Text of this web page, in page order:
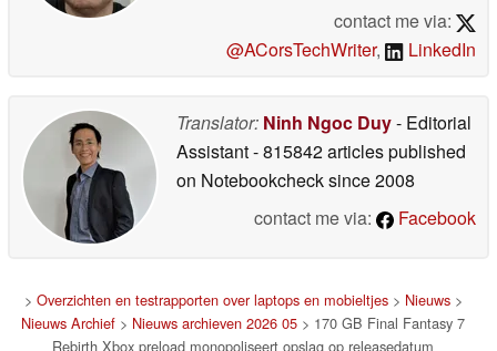
contact me via:
@ACorsTechWriter, LinkedIn
Translator: Ninh Ngoc Duy- Editorial
Assistant- 815842 articles published
on Notebookchecksince 2008
contact me via:
Facebook
> Overzichten en testrapporten over laptops en mobieltjes> Nieuws>
Nieuws Archief > Nieuws archieven 2026 05 > 170 GB Final Fantasy 7
Rebirth Xbox preload monopoliseert opslag op releasedatum